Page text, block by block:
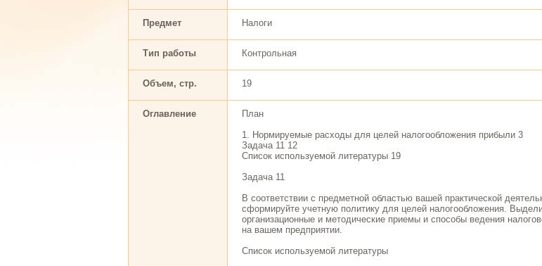
Предмет Налоги
Тип работы Контрольная
Объем, стр. 19
Оглавление
План
1. Нормируемые расходы для целей налогообложения прибыли 3
Задача 11 12
Список используемой литературы 19
Задача 11
В соответствии с предметной областью вашей практической
сформируйте учетную политику для целей налогообложения.
организационные и методические приемы и способы ведения
на вашем предприятии.
Список используемой литературы